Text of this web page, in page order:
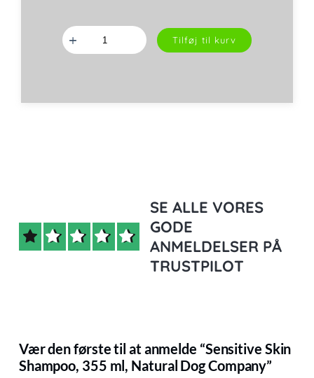
Sensitive
Skin
Shampoo,
Dog
Tilføj til kurv
SE ALLE VORES
GODE
ANMELDELSER PÅ
TRUSTPILOT
Vær den første til at anmelde “Sensitive Skin
Shampoo, 355 ml, Natural Dog Company”